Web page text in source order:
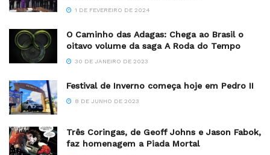
1 DE FEVEREIRO DE 2024
O Caminho das Adagas: Chega ao Brasil o
oitavo volume da saga A Roda do Tempo
30 DE JANEIRO DE 2023
Festival de Inverno começa hoje em Pedro II
8 DE JUNHO DE 2023
Três Coringas, de Geoff Johns e Jason Fabok,
faz homenagem a Piada Mortal